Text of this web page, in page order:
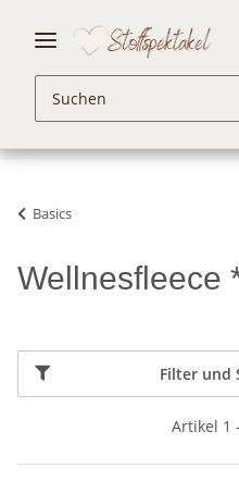
Basics
Wellnesfleece
Filter und
Artikel 1